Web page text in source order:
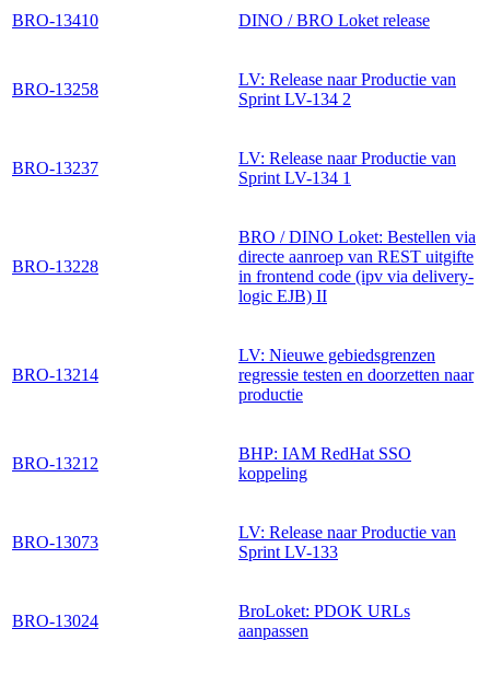
BRO-13410 DINO / BRO Loket release
BRO-13258
LV: Release naar Productie van
Sprint LV-134 2
BRO-13237
LV: Release naar Productie van
Sprint LV-134 1
BRO-13228
BRO / DINO Loket: Bestellen via
directe aanroep van REST uitgifte
in frontend code (ipv via delivery-
logic EJB) II
BRO-13214
LV: Nieuwe gebiedsgrenzen
regressie testen en doorzetten naar
productie
BRO-13212
BHP: IAM RedHat SSO
koppeling
BRO-13073
LV: Release naar Productie van
Sprint LV-133
BRO-13024
BroLoket: PDOK URLs
aanpassen